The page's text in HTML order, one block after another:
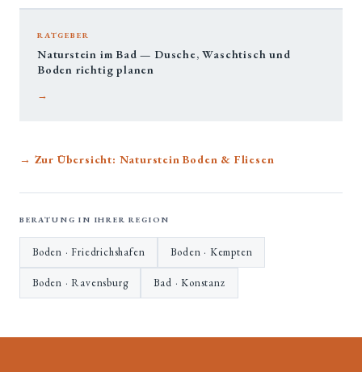
RATGEBER
Naturstein im Bad — Dusche, Waschtisch und
Boden richtig planen
→
→ Zur Übersicht: Naturstein Boden & Fliesen
BERATUNG IN IHRER REGION
Boden · Friedrichshafen Boden · Kempten
Boden · Ravensburg Bad · Konstanz